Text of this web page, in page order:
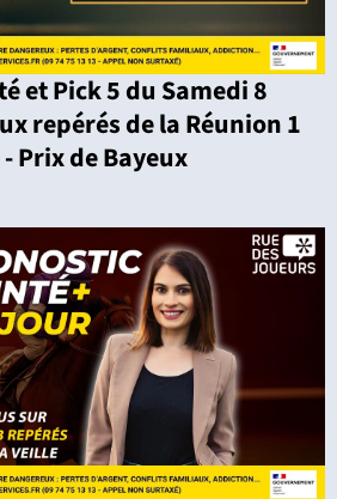
et Pick 5 du Samedi 8
repérés de la Réunion 1
Prix de Bayeux